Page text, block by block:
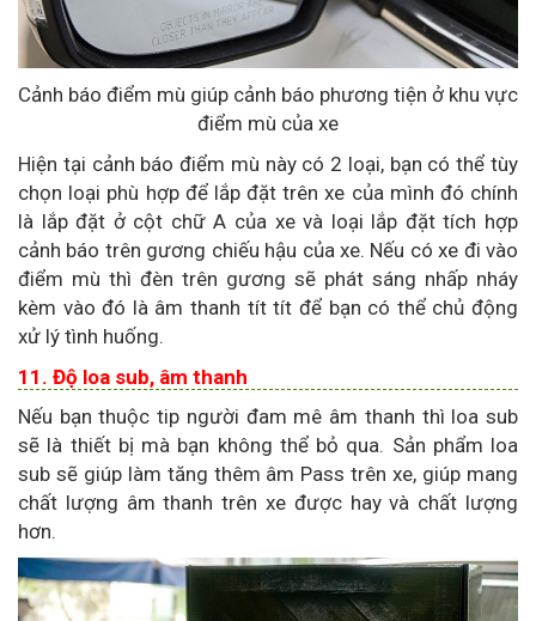
Cảnh báo điểm mù giúp cảnh báo phương tiện ở khu vực
điểm mù của xe
Hiện tại cảnh báo điểm mù này có 2 loại, bạn có thể tùy
chọn loại phù hợp để lắp đặt trên xe của mình đó chính
là lắp đặt ở cột chữ A của xe và loại lắp đặt tích hợp
cảnh báo trên gương chiếu hậu của xe. Nếu có xe đi vào
điểm mù thì đèn trên gương sẽ phát sáng nhấp nháy
kèm vào đó là âm thanh tít tít để bạn có thể chủ động
xử lý tình huống.
11. Độ loa sub, âm thanh
Nếu bạn thuộc tip người đam mê âm thanh thì loa sub
sẽ là thiết bị mà bạn không thể bỏ qua. Sản phẩm loa
sub sẽ giúp làm tăng thêm âm Pass trên xe, giúp mang
chất lượng âm thanh trên xe được hay và chất lượng
hơn.